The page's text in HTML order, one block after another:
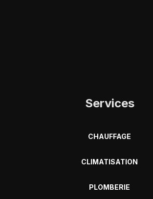
Services
CHAUFFAGE
CLIMATISATION
PLOMBERIE